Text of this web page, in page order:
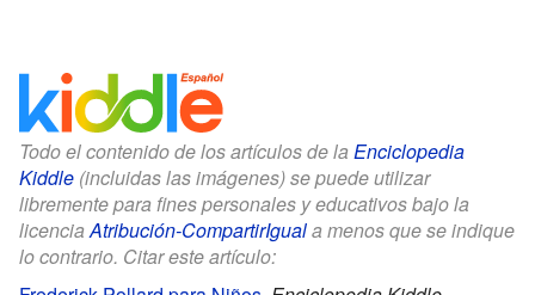
Todo el contenido de los artículos de la Enciclopedia
Kiddle (incluidas las imágenes) se puede utilizar
libremente para fines personales y educativos bajo la
licenciaAtribución-CompartirIguala menos que se indique
lo contrario. Citar este artículo: